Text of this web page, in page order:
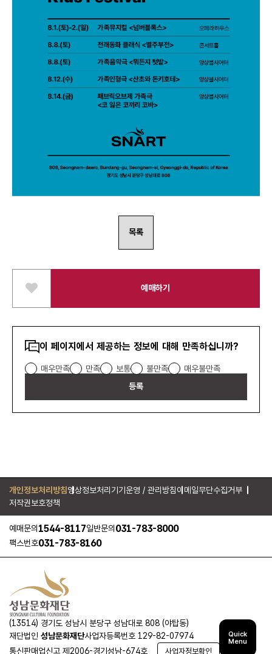
목록
스
크
기
예매하기
콘텐츠
조사
이 페이지에서 제공하는 정보에 대해 만족하십니까?
매우만족 만족 보통 불만족
매우불만족
등록
Quick
Menu
개인정보처리방침영상정보처리기기운영 / 관리방침이메일무단수집거부
저작권보호정책
예매문의 1544-8117일반문의 031-783-8000
팩스번호031-783-8160
(13514) 경기도 성남시 분당구 성남대로 808 (야탑동)
재단법인 성남문화재단사업자등록번호 129-82-07974
통신판매업신고 제2006-경기성남-674호
사업자정보확인